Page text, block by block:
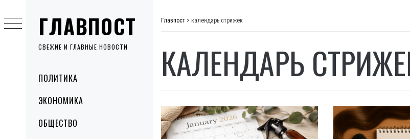
ГЛАВПОСТ
СВЕЖИЕ И ГЛАВНЫЕ НОВОСТИ
MenuПОЛИТИКА
ЭКОНОМИКА
ОБЩЕСТВО
to
content
Главпост > календарь стрижек
КАЛЕНДАРЬ